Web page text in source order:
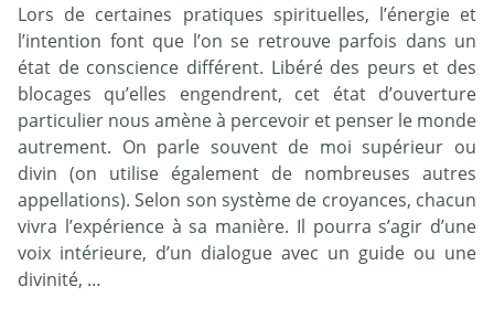
Lors de certaines pratiques spirituelles, l’énergie et
l’intention font que l’on se retrouve parfois dans un
état de conscience différent. Libéré des peurs et des
blocages qu’elles engendrent, cet état d’ouverture
particulier nous amène à percevoir et penser le monde
autrement. On parle souvent de moi supérieur ou
divin (on utilise également de nombreuses autres
appellations). Selon son système de croyances, chacun
vivra l’expérience à sa manière. Il pourra s’agir d’une
voix intérieure, d’un dialogue avec un guide ou une
divinité, …